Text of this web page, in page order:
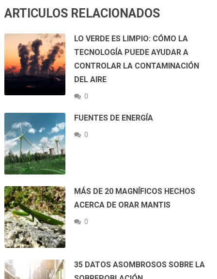
ARTICULOS RELACIONADOS
LO VERDE ES LIMPIO: CÓMO LA
TECNOLOGÍA PUEDE AYUDAR A
CONTROLAR LA CONTAMINACIÓN
DEL AIRE
0
FUENTES DE ENERGÍA
0
MÁS DE 20 MAGNÍFICOS HECHOS
ACERCA DE ORAR MANTIS
0
35 DATOS ASOMBROSOS SOBRE LA